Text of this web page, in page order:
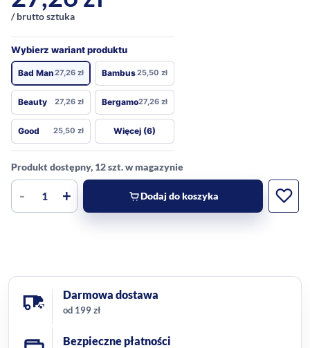
/ brutto sztuka
Wybierz wariant produktu
Bad Man27,26 zł Bambus25,50 zł
Beauty 27,26 zł Bergamo27,26 zł
Good 25,50 zł Więcej (6)
Produkt dostępny, 12 szt. w magazynie
- + Dodaj do koszyka
Darmowa dostawa
od 199 zł
Bezpieczne płatności